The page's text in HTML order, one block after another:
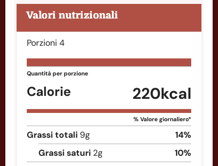
Valori nutrizionali
Porzioni 4
Quantità per porzione
Calorie 220kcal
% Valore giornaliero*
Grassi totali 9g 14%
Grassi saturi 2g 10%